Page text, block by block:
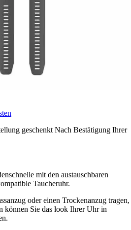
geschenkt Nach Bestätigung Ihrer
mit den austauschbaren
Taucheruhr.
oder einen Trockenanzug tragen,
können Sie das look Ihrer Uhr in